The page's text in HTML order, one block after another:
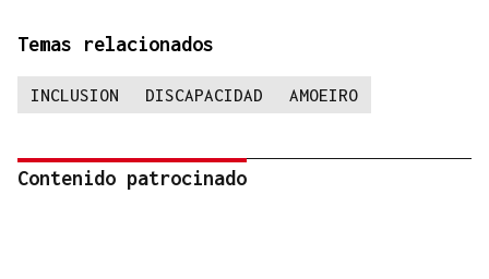
Temas relacionados
INCLUSION DISCAPACIDAD AMOEIRO
Contenido patrocinado